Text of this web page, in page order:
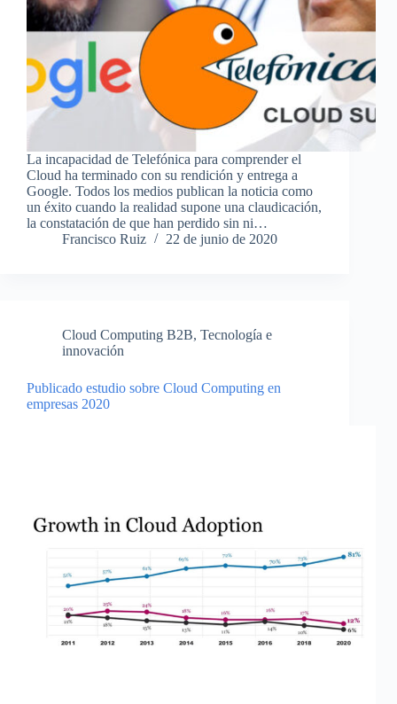
La incapacidad de Telefónica para comprender el
Cloud ha terminado con su rendición y entrega a
Google. Todos los medios publican la noticia como
un éxito cuando la realidad supone una claudicación,
la constatación de que han perdido sin ni…
Francisco Ruiz
22 de junio de 2020
Cloud Computing B2B, Tecnología e
innovación
Publicado estudio sobre Cloud Computing en
empresas 2020